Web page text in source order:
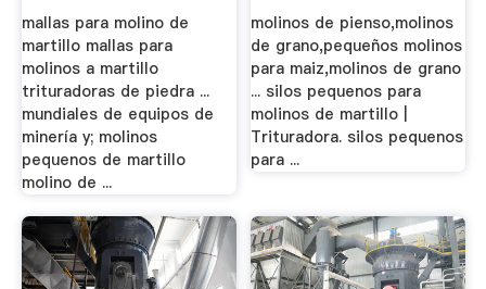
mallas para molino de
martillo mallas para
molinos a martillo
trituradoras de piedra ...
mundiales de equipos de
minería y; molinos
pequenos de martillo
molino de ...
molinos de pienso,molinos
de grano,pequeños molinos
para maiz,molinos de grano
... silos pequenos para
molinos de martillo |
Trituradora. silos pequenos
para ...